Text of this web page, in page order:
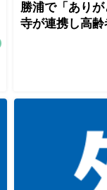
勝浦で「あり
寺が連携し高齢